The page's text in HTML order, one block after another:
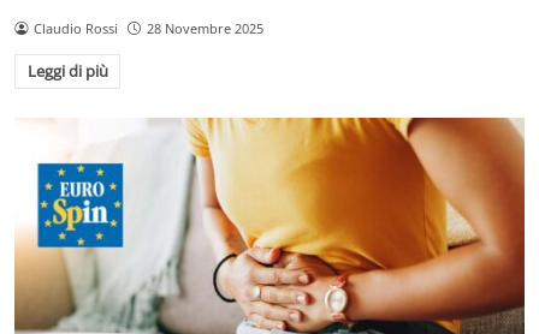
Claudio Rossi 28 Novembre 2025
Leggi di più